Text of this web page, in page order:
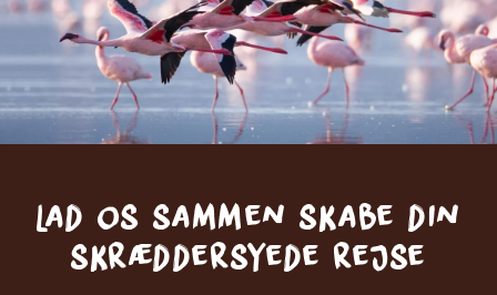
Lad os sammen skabe din
skræddersyede rejse